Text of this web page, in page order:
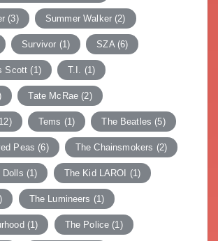
(3) Summer Walker (2)
Survivor (1) SZA(6)
Scott (1) T.I. (1)
Tate McRae (2)
Tems (1) The Beatles (5)
Peas (6) The Chainsmokers (2)
Dolls (1) The Kid LAROI (1)
The Lumineers (1)
(1) The Police (1)